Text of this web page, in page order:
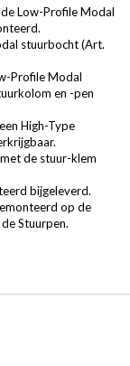
Low-Profile Modal
stuurbocht (Art.
Profile Modal
en -pen
High-Type
de stuur-klem
bijgeleverd.
op de
Stuurpen.